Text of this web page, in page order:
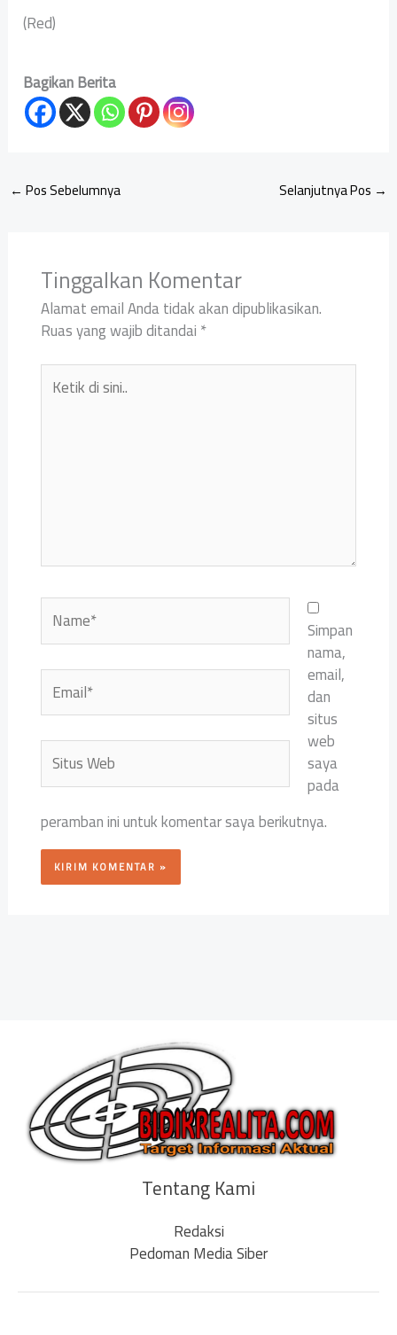
(Red)
Bagikan Berita
← Pos Sebelumnya Selanjutnya Pos →
Tinggalkan Komentar
Alamat email Anda tidak akan dipublikasikan.
Ruas yang wajib ditandai*
Ketik
Name*
Email*
Situs
Web
Simpan
nama,
email,
dan
situs
web
saya
pada
peramban ini untuk komentar saya berikutnya.
Tentang Kami
Redaksi
Pedoman Media Siber